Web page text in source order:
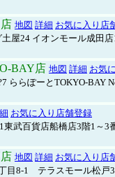
地図 詳細 お気に入り店
屋24 イオンモール成田
BAY店 地図 詳細 お気
ららぽーとTOKYO-BAY
お気に入り店舗登録
東武百貨店船橋店3階1～3
地図 詳細 お気に入り店
目8-1 テラスモール松戸